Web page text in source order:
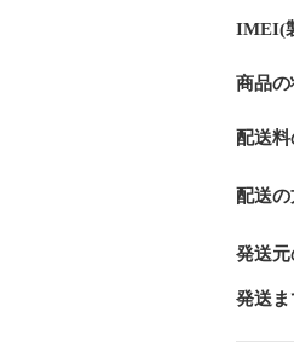
IMEI(
商品の
配送
配送
発送
発送